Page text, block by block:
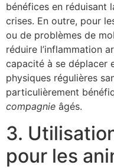
bénéfices en réduisant
crises. En outre, pour
ou de problèmes de
réduire l’inflammation
capacité à se déplacer
physiques régulières
particulièrement
compagnie âgés.
3.
pour les